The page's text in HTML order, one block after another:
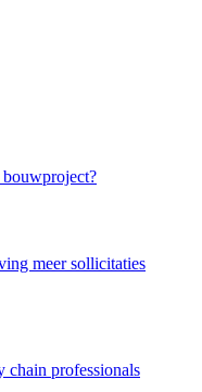
meer sollicitaties
chain professionals